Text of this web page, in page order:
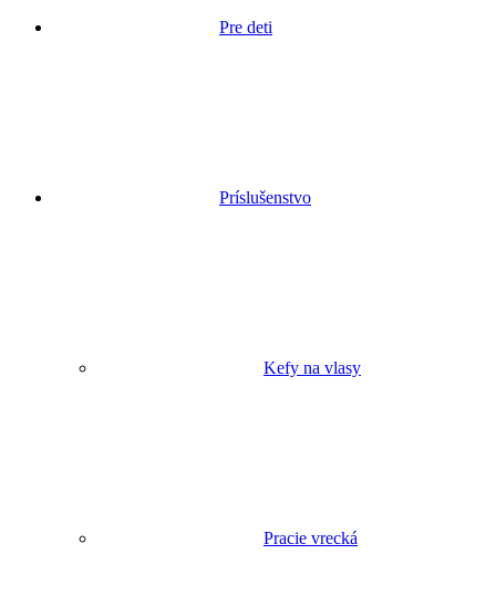
Pre deti
Príslušenstvo
Kefy na vlasy
Pracie vrecká